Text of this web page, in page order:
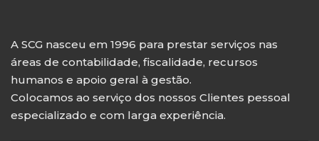
A SCG nasceu em 1996 para prestar serviços nas
áreas de contabilidade, fiscalidade, recursos
humanos e apoio geral à gestão.
Colocamos ao serviço dos nossos Clientes pessoal
especializado e com larga experiência.